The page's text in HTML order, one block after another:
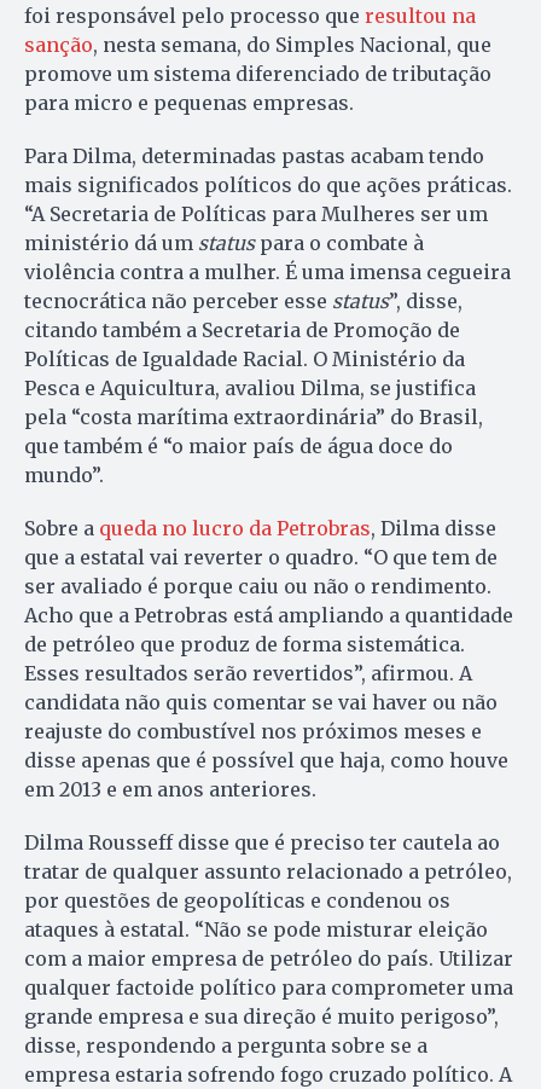
foi responsável pelo processo que resultou na
sanção, nesta semana, do Simples Nacional, que
promove um sistema diferenciado de tributação
para micro e pequenas empresas.
Para Dilma, determinadas pastas acabam tendo
mais significados políticos do que ações práticas.
“A Secretaria de Políticas para Mulheres ser um
ministério dá um statuspara o combate à
violência contra a mulher. É uma imensa cegueira
tecnocrática não perceber esse status”, disse,
citando também a Secretaria de Promoção de
Políticas de Igualdade Racial. O Ministério da
Pesca e Aquicultura, avaliou Dilma, se justifica
pela “costa marítima extraordinária” do Brasil,
que também é “o maior país de água doce do
mundo”.
Sobre a queda no lucro da Petrobras, Dilma disse
que a estatal vai reverter o quadro. “O que tem de
ser avaliado é porque caiu ou não o rendimento.
Acho que a Petrobras está ampliando a quantidade
de petróleo que produz de forma sistemática.
Esses resultados serão revertidos”, afirmou. A
candidata não quis comentar se vai haver ou não
reajuste do combustível nos próximos meses e
disse apenas que é possível que haja, como houve
em 2013 e em anos anteriores.
Dilma Rousseff disse que é preciso ter cautela ao
tratar de qualquer assunto relacionado a petróleo,
por questões de geopolíticas e condenou os
ataques à estatal. “Não se pode misturar eleição
com a maior empresa de petróleo do país. Utilizar
qualquer factoide político para comprometer uma
grande empresa e sua direção é muito perigoso”,
disse, respondendo a pergunta sobre se a
empresa estaria sofrendo fogo cruzado político. A